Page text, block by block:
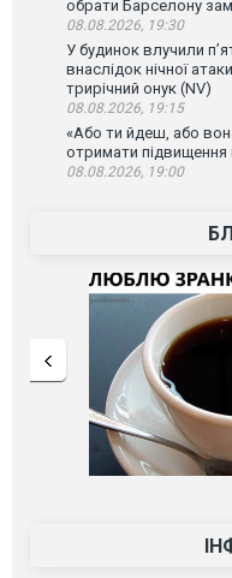
обрати Барселону
08.08.2026, 19:30
У будинок влучили
внаслідок нічної
трирічний онук (NV)
08.08.2026, 19:15
«Або ти йдеш, або
отримати
08.08.2026, 19:00